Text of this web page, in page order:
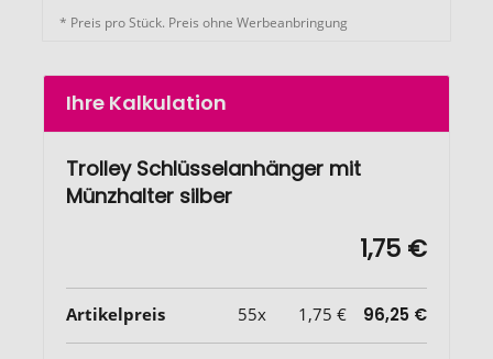
* Preis pro Stück. Preis ohne Werbeanbringung
Ihre Kalkulation
Trolley Schlüsselanhänger mit
Münzhalter silber
1,75 €
Artikelpreis 55x 1,75 € 96,25 €